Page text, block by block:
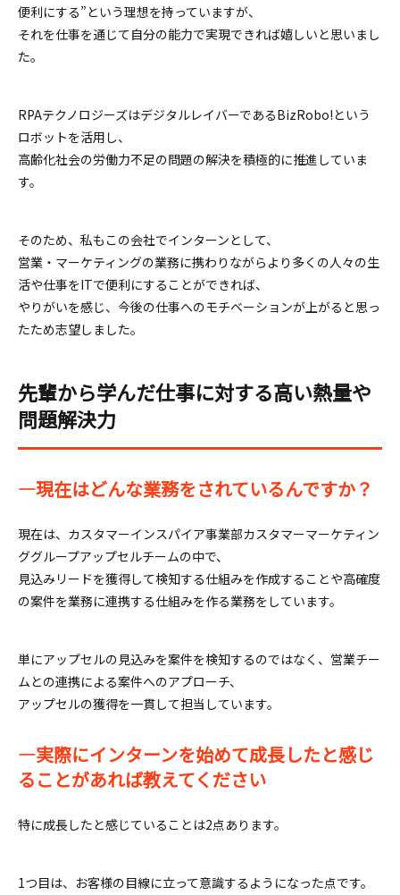
便利にする”という理想を持っていますが、
それを仕事を通じて自分の能力で実現できれば嬉しいと思いまし
た。
RPAテクノロジーズはデジタルレイバーであるBizRobo!という
ロボットを活用し、
高齢化社会の労働力不足の問題の解決を積極的に推進していま
す。
そのため、私もこの会社でインターンとして、
営業・マーケティングの業務に携わりながらより多くの人々の生
活や仕事をITで便利にすることができれば、
やりがいを感じ、今後の仕事へのモチベーションが上がると思っ
たため志望しました。
先輩から学んだ仕事に対する高い熱量や
問題解決力
―現在はどんな業務をされているんですか？
現在は、カスタマーインスパイア事業部カスタマーマーケティン
ググループアップセルチームの中で、
見込みリードを獲得して検知する仕組みを作成することや高確度
の案件を業務に連携する仕組みを作る業務をしています。
単にアップセルの見込みを案件を検知するのではなく、営業チー
ムとの連携による案件へのアプローチ、
アップセルの獲得を一貫して担当しています。
―実際にインターンを始めて成長したと感じ
ることがあれば教えてください
特に成長したと感じていることは2点あります。
1つ目は、お客様の目線に立って意識するようになった点です。